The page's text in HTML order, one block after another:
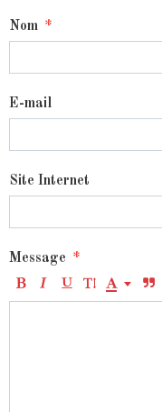
Nom
E-mail
Site Internet
Message